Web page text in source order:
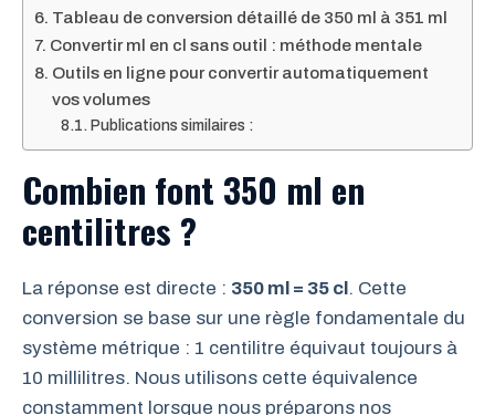
Tableau de conversion détaillé de 350 ml à 351 ml
Convertir ml en cl sans outil : méthode mentale
Outils en ligne pour convertir automatiquement
vos volumes
Publications similaires :
Combien font 350 ml en
centilitres ?
La réponse est directe : 350 ml = 35 cl. Cette
conversion se base sur une règle fondamentale du
système métrique : 1 centilitre équivaut toujours à
10 millilitres. Nous utilisons cette équivalence
constamment lorsque nous préparons nos